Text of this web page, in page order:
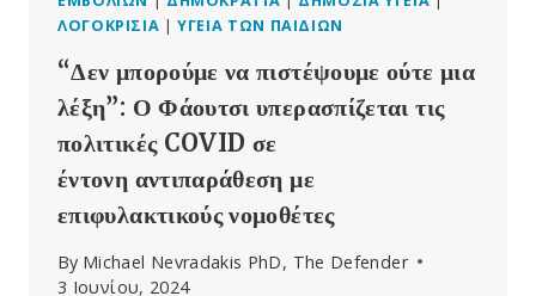
ΛΟΓΟΚΡΙΣΊΑ |ΥΓΕΊΑ ΤΩΝ ΠΑΙΔΙΏΝ
“Δεν μπορούμε να πιστέψουμε ούτε μια
λέξη”: Ο Φάουτσι υπερασπίζεται τις
πολιτικές COVID σε
έντονη αντιπαράθεση με
επιφυλακτικούς νομοθέτες
By Michael Nevradakis PhD, The Defender
3 Ιουνίου, 2024